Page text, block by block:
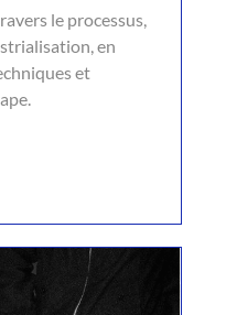
le processus,
en
et